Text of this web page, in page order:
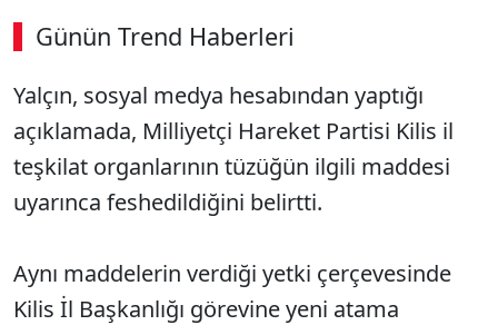
Günün Trend Haberleri
Yalçın, sosyal medya hesabından yaptığı
açıklamada, Milliyetçi Hareket Partisi Kilis il
teşkilat organlarının tüzüğün ilgili maddesi
uyarınca feshedildiğini belirtti.
Aynı maddelerin verdiği yetki çerçevesinde
Kilis İl Başkanlığı görevine yeni atama